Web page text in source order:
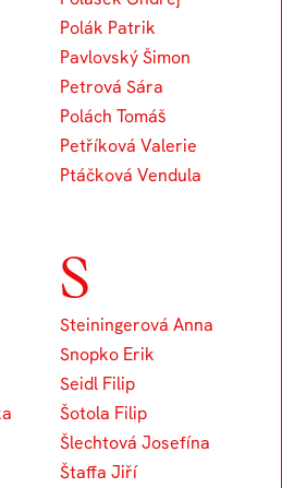
Polák Patrik
Pavlovský Šimon
Petrová Sára
Polách Tomáš
Petříková Valerie
Ptáčková Vendula
S
Steiningerová Anna
Snopko Erik
Seidl Filip
Šotola Filip
Šlechtová Josefína
Štaffa Jiří